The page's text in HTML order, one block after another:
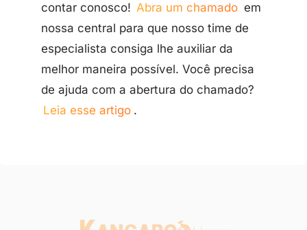
contar conosco! Abra um chamado em
nossa central para que nosso time de
especialista consiga lhe auxiliar da
melhor maneira possível. Você precisa
de ajuda com a abertura do chamado?
Leia esse artigo .